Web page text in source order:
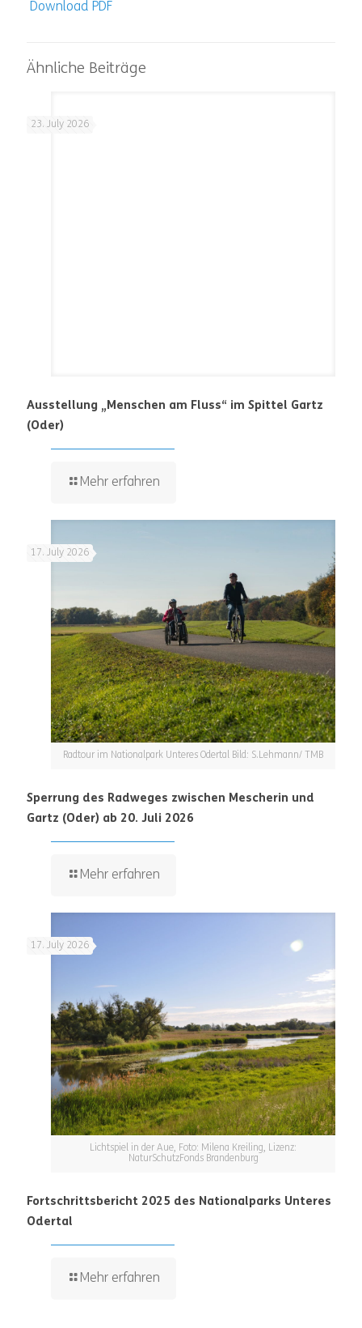
Download PDF
Ähnliche Beiträge
23. July 2026
Ausstellung „Menschen am Fluss“ im Spittel Gartz
(Oder)
Mehr erfahren
Radtour im Nationalpark Unteres Odertal Bild: S.Lehmann/ TMB
17. July 2026
Sperrung des Radweges zwischen Mescherin und
Gartz (Oder) ab 20. Juli 2026
Mehr erfahren
Lichtspiel in der Aue, Foto: Milena Kreiling, Lizenz:
NaturSchutzFonds Brandenburg
17. July 2026
Fortschrittsbericht 2025 des Nationalparks Unteres
Odertal
Mehr erfahren